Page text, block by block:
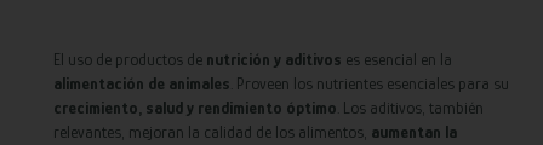
El uso de productos de nutrición y aditivos es esencial en la
alimentación de animales . Proveen los nutrientes esenciales para su
crecimiento, salud y rendimiento óptimo . Los aditivos, también
relevantes, mejoran la calidad de los alimentos, aumentan la